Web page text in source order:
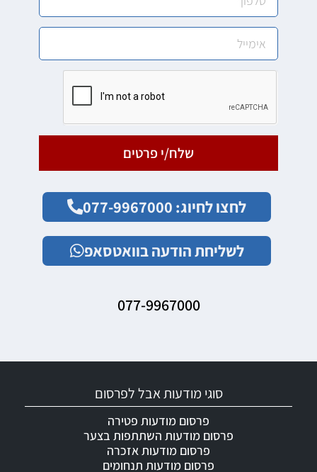
שלח/י פרטים
לחצו לחיוג: 077-9967000
לשליחת הודעה בוואטסאפ
077-9967000
סוגי מודעות אבל לפרסום
פרסום מודעות פטירה
פרסום מודעות השתתפות בצער
פרסום מודעות אזכרה
פרסום מודעות תנחומים